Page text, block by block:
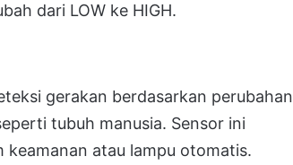
dari LOW ke HIGH.
gerakan berdasarkan perubahan
tubuh manusia. Sensor ini
keamanan atau lampu otomatis.